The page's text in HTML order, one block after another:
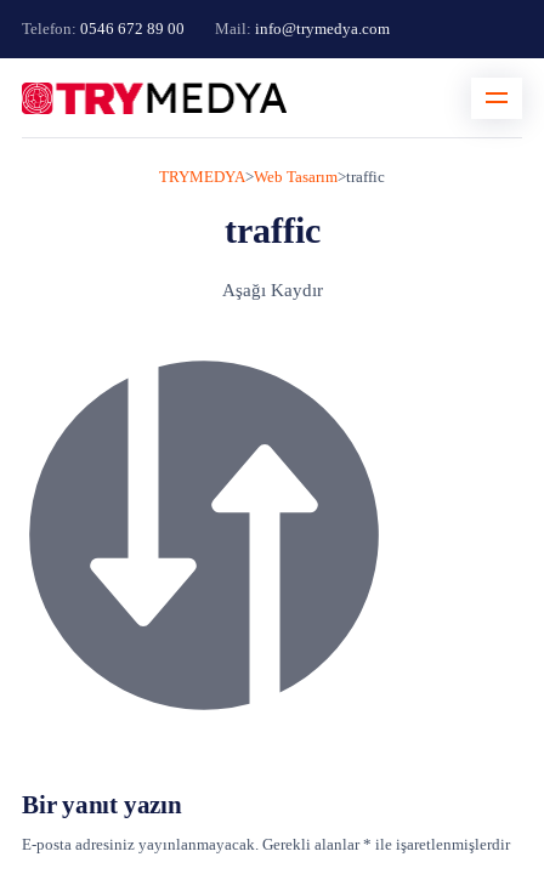
Telefon: 0546 672 89 00 Mail: info@trymedya.com
TRYMEDYA>Web Tasarım>traffic
traffic
Aşağı Kaydır
Bir yanıt yazın
E-posta adresiniz yayınlanmayacak. Gerekli alanlar* ile işaretlenmişlerdir